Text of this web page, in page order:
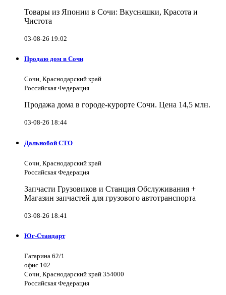
Товары из Японии в Сочи: Вкусняшки, Красота и
Чистота
03-08-26 19:02
Продаю дом в Сочи
Сочи, Краснодарский край
Российская Федерация
Продажа дома в городе-курорте Сочи. Цена 14,5 млн.
03-08-26 18:44
Дальнобой СТО
Сочи, Краснодарский край
Российская Федерация
Запчасти Грузовиков и Станция Обслуживания +
Магазин запчастей для грузового автотранспорта
03-08-26 18:41
Юг-Стандарт
Гагарина 62/1
офис 102
Сочи, Краснодарский край 354000
Российская Федерация